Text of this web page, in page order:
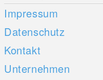
Impressum
Datenschutz
Kontakt
Unternehmen